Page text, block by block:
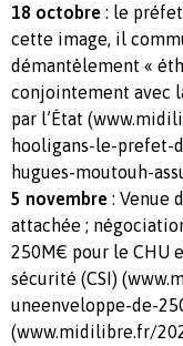
18 octobre : le
cette image, il
démantèlement «
conjointement avec
par l’État
hooligans-le-prefet-
hugues-moutouh-
5 novembre : Venue
attachée ;
250M€ pour le CHU
sécurité (CSI)
uneenveloppe-de-
(www.midilibre.fr/